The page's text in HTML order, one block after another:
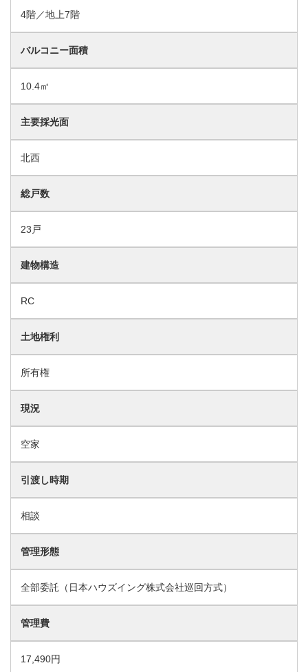
4階／地上7階
バルコニー面積
10.4㎡
主要採光面
北西
総戸数
23戸
建物構造
RC
土地権利
所有権
現況
空家
引渡し時期
相談
管理形態
全部委託（日本ハウズイング株式会社巡回方式）
管理費
17,490円